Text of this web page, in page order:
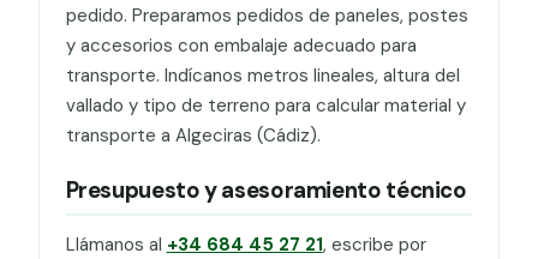
pedido. Preparamos pedidos de paneles, postes
y accesorios con embalaje adecuado para
transporte. Indícanos metros lineales, altura del
vallado y tipo de terreno para calcular material y
transporte a Algeciras (Cádiz).
Presupuesto y asesoramiento técnico
Llámanos al +34 684 45 27 21, escribe por